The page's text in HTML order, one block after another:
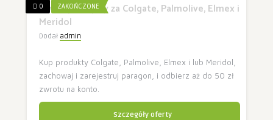
0 ZAKOŃCZONE
Zwrot pieniędzy za Colgate, Palmolive, Elmex i
Meridol
Dodał admin
Kup produkty Colgate, Palmolive, Elmex i lub Meridol,
zachowaj i zarejestruj paragon, i odbierz aż do 50 zł
zwrotu na konto.
Szczegóły oferty